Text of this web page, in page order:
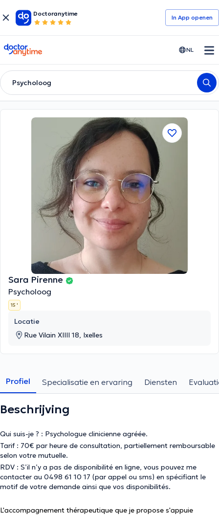
Doctoranytime
In App openen
doctoranytime NL
Psycholoog
Sara Pirenne
Psycholoog
15 '
Locatie
Rue Vilain XIIII 18, Ixelles
Profiel Specialisatie en ervaring Diensten
Beschrijving
Qui suis-je ? : Psychologue clinicienne agréée.
Tarif : 70€ par heure de consultation, partiellement remboursable
selon votre mutuelle.
RDV : S’il n’y a pas de disponibilité en ligne, vous pouvez me
contacter au 0498 61 10 17 (par appel ou sms) en spécifiant le
motif de votre demande ainsi que vos disponibilités.
L'accompagnement thérapeutique que je propose s'appuie